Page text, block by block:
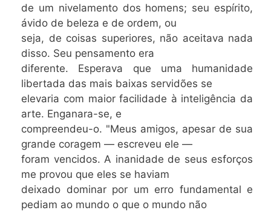
de um nivelamento dos homens; seu espírito,
ávido de beleza e de ordem, ou
seja, de coisas superiores, não aceitava nada
disso. Seu pensamento era
diferente. Esperava que uma humanidade
libertada das mais baixas servidões se
elevaria com maior facilidade à inteligência da
arte. Enganara-se, e
compreendeu-o. "Meus amigos, apesar de sua
grande coragem — escreveu ele —
foram vencidos. A inanidade de seus esforços
me provou que eles se haviam
deixado dominar por um erro fundamental e
pediam ao mundo o que o mundo não